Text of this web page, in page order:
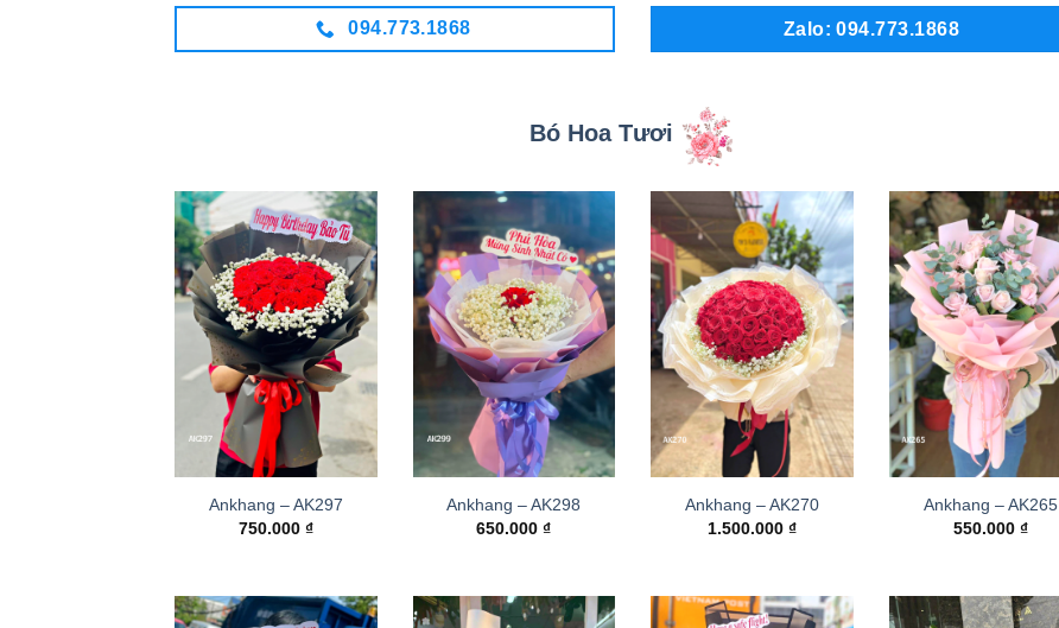
094.773.1868 Zalo: 094.773.1868
Bó Hoa Tươi
Ankhang – AK297
750.000 ₫
Ankhang – AK298
650.000₫
Ankhang – AK270
1.500.000₫
Ankhang – AK265
550.000 ₫